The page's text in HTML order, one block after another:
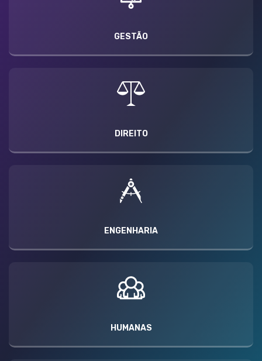
GESTÃO
DIREITO
ENGENHARIA
HUMANAS